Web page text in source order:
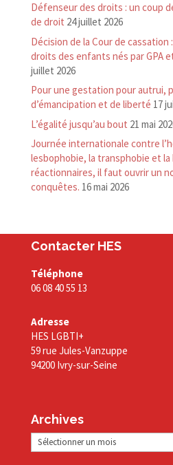
Défenseur des droits : un coup
de droit 24 juillet 2026
Décision de la Cour de
droits des enfants nés par GPA
juillet 2026
Pour une gestation pour autrui,
d’émancipation et de liberté 17
L’égalité jusqu’au bout 21 mai
Journée internationale contre
lesbophobie, la transphobie et la
réactionnaires, il faut ouvrir un
conquêtes. 16 mai 2026
Contacter HES
Téléphone
06 08 40 55 13
Adresse
HES LGBTI+
59 rue Jules-Vanzuppe
94200 Ivry-sur-Seine
Archives
Archives